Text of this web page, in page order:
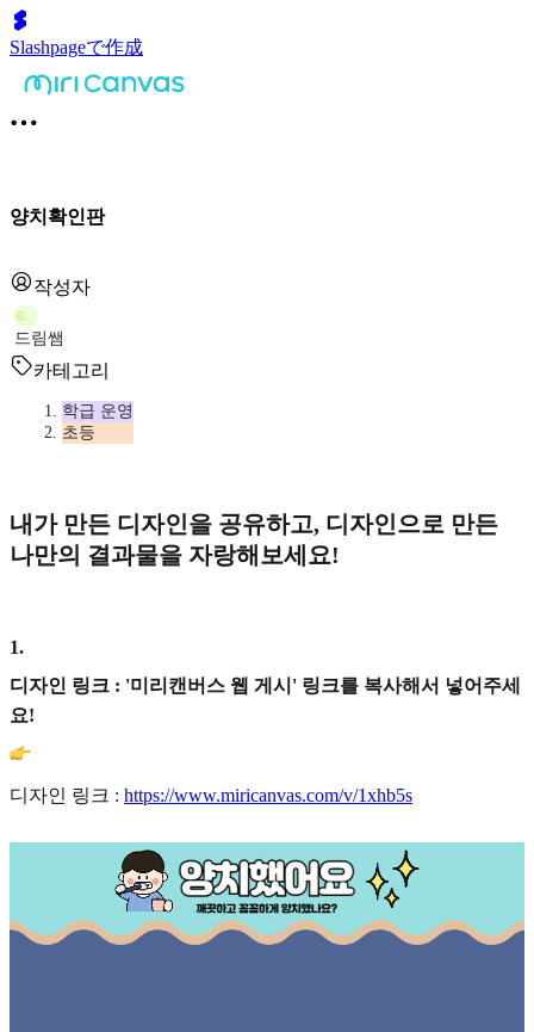
Slashpageで作成
양치확인판
작성자
드
드림쌤
카테고리
학급 운영
초등
내가 만든 디자인을 공유하고, 디자인으로 만든
나만의 결과물을 자랑해보세요!
1.
디자인 링크 : '미리캔버스 웹 게시' 링크를 복사해서 넣어주세
요!
디자인 링크 : https://www.miricanvas.com/v/1xhb5s